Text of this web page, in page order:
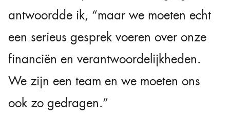
antwoordde ik, “maar we moeten echt
een serieus gesprek voeren over onze
financiën en verantwoordelijkheden.
We zijn een team en we moeten ons
ook zo gedragen.”